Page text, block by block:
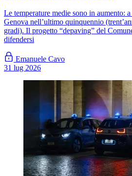
Le temperature medie sono in aumento:
Genova nell’ultimo quinquennio
gradi). Il progetto “depaving” del
difendersi
Emanuele Cavo
31 lug 2026